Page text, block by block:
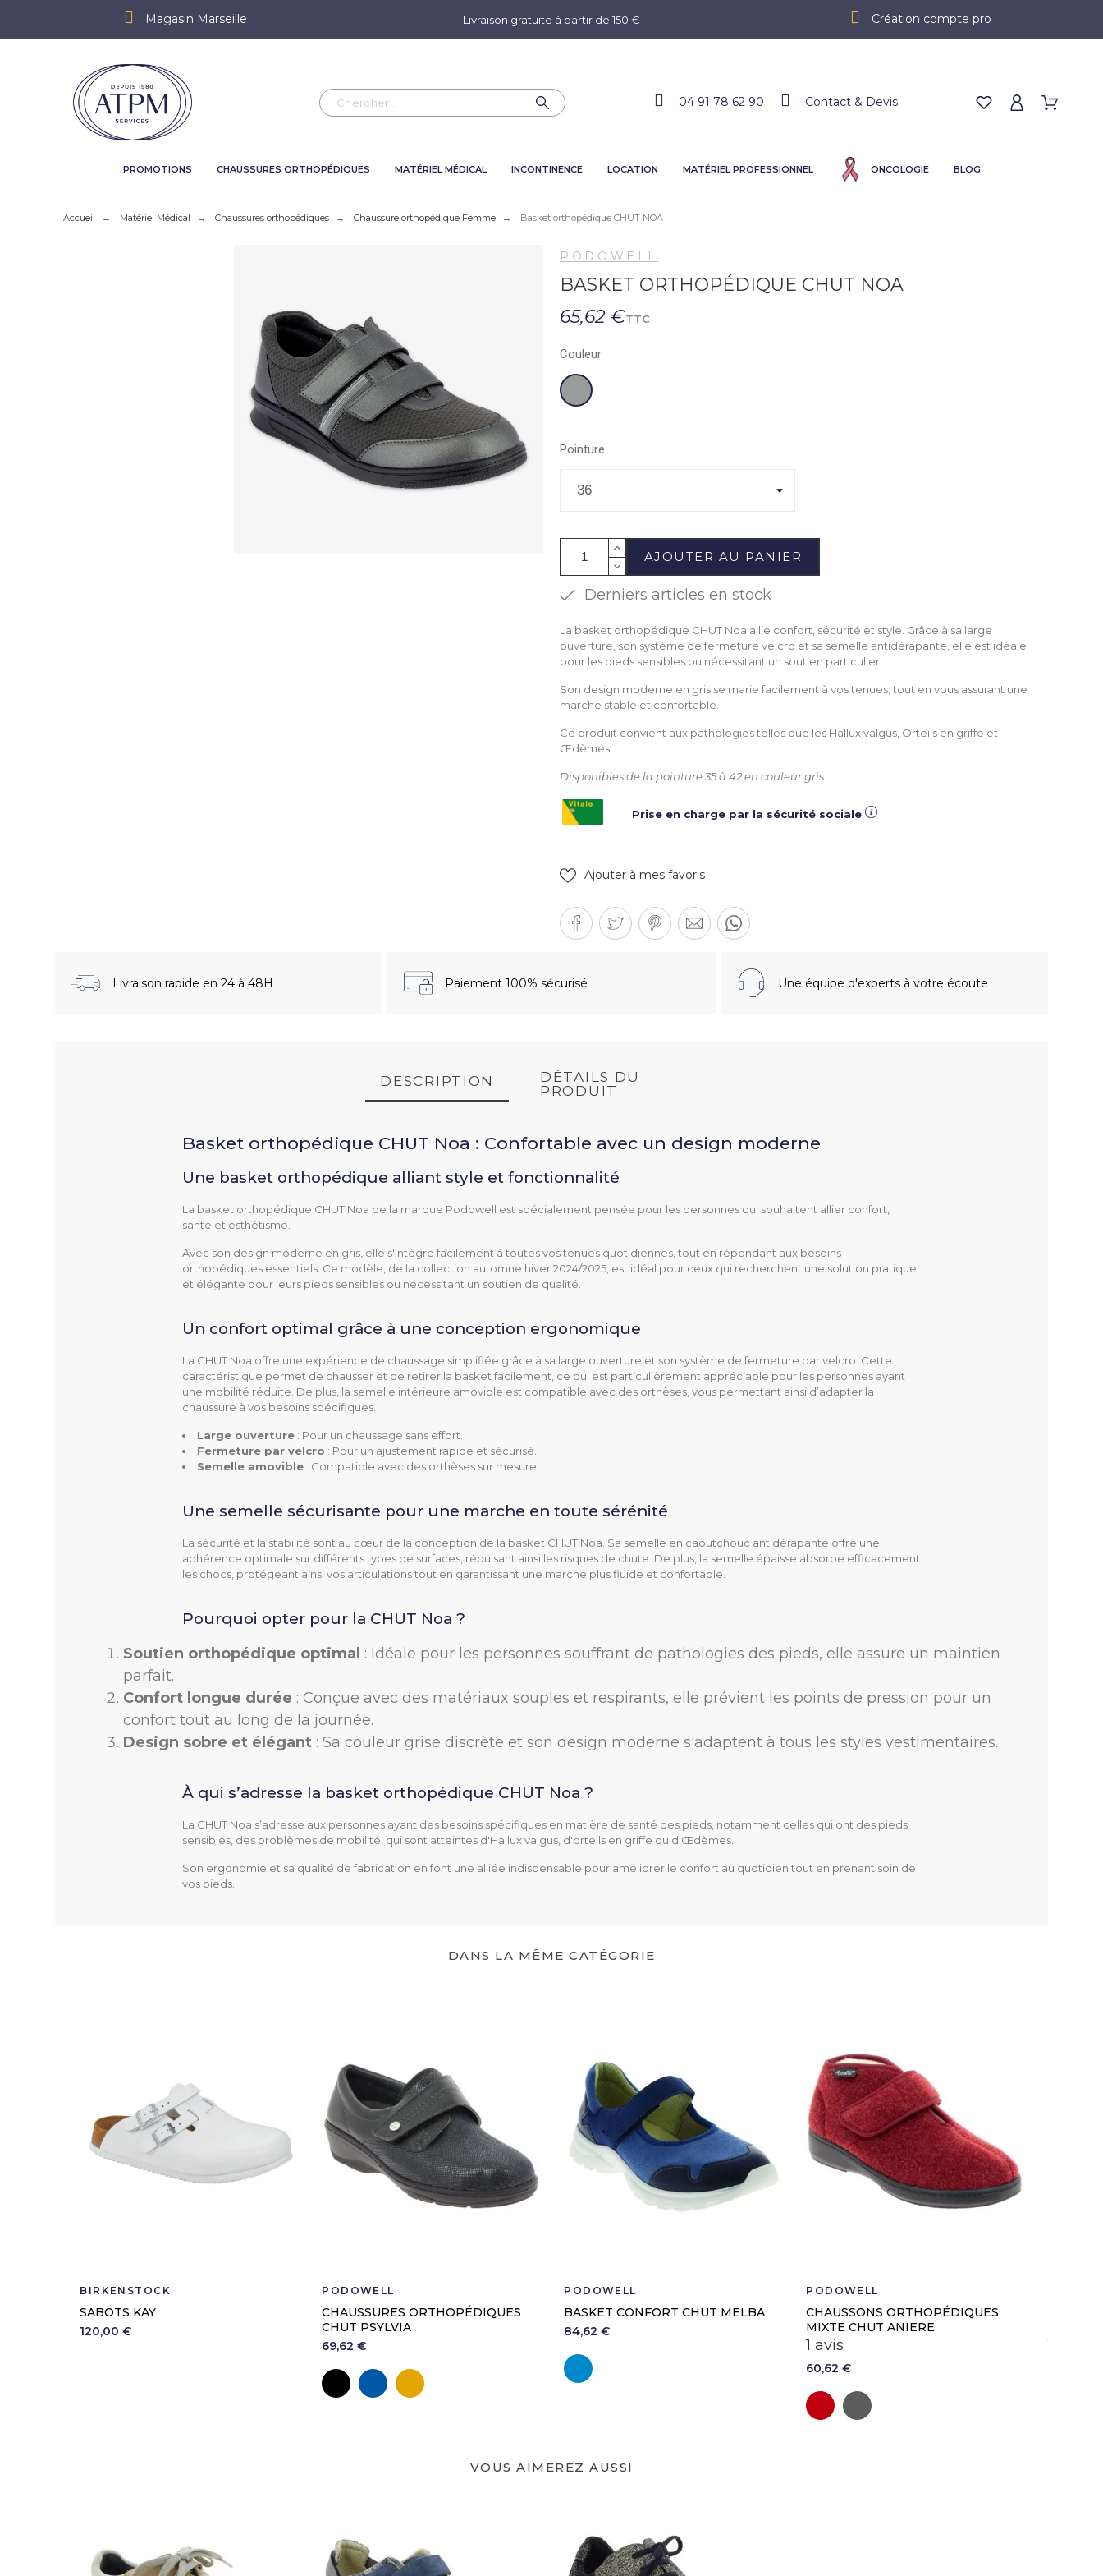
Magasin Marseille Livraison gratuite à partir de 150 € Création compte pro
04 91 78 62 90 Contact & Devis
PROMOTIONS CHAUSSURES ORTHOPÉDIQUES MATÉRIEL MÉDICAL INCONTINENCE LOCATION MATÉRIEL PROFESSIONNEL ONCOLOGIE BLOG
Accueil Matériel Médical Chaussures orthopédiques Chaussure orthopédique Femme Basket orthopédique CHUT NOA
PODOWELL
BASKET ORTHOPÉDIQUE CHUT NOA
65,62 €TTC
Couleur
Gris
Pointure
AJOUTER AU PANIER
Derniers articles en stock
La basket orthopédique CHUT Noa allie confort, sécurité et style. Grâce à sa large
ouverture, son système de fermeture velcro et sa semelle antidérapante, elle est idéale
pour les pieds sensibles ou nécessitant un soutien particulier.
Son design moderne en gris se marie facilement à vos tenues, tout en vous assurant une
marche stable et confortable.
Ce produit convient aux pathologies telles que les Hallux valgus, Orteils en griffe et
Œdèmes.
Disponibles de la pointure 35 à 42 en couleur gris.
Prise en charge par la sécurité sociale
Ajouter à mes favoris
Livraison rapide en 24 à 48H Paiement 100% sécurisé Une équipe d'experts à votre écoute
DESCRIPTION
DÉTAILS DU
PRODUIT
Basket orthopédique CHUT Noa : Confortable avec un design moderne
Une basket orthopédique alliant style et fonctionnalité
La basket orthopédique CHUT Noa de la marque Podowell est spécialement pensée pour les personnes qui souhaitent allier confort,
santé et esthétisme.
Avec son design moderne en gris, elle s'intègre facilement à toutes vos tenues quotidiennes, tout en répondant aux besoins
orthopédiques essentiels. Ce modèle, de la collection automne hiver 2024/2025, est idéal pour ceux qui recherchent une solution pratique
et élégante pour leurs pieds sensibles ou nécessitant un soutien de qualité.
Un confort optimal grâce à une conception ergonomique
La CHUT Noa offre une expérience de chaussage simplifiée grâce à sa large ouverture et son système de fermeture par velcro. Cette
caractéristique permet de chausser et de retirer la basket facilement, ce qui est particulièrement appréciable pour les personnes ayant
une mobilité réduite. De plus, la semelle intérieure amovible est compatible avec des orthèses, vous permettant ainsi d’adapter la
chaussure à vos besoins spécifiques.
Large ouverture : Pour un chaussage sans effort.
Fermeture par velcro : Pour un ajustement rapide et sécurisé.
Semelle amovible : Compatible avec des orthèses sur mesure.
Une semelle sécurisante pour une marche en toute sérénité
La sécurité et la stabilité sont au cœur de la conception de la basket CHUT Noa. Sa semelle en caoutchouc antidérapante offre une
adhérence optimale sur différents types de surfaces, réduisant ainsi les risques de chute. De plus, la semelle épaisse absorbe efficacement
les chocs, protégeant ainsi vos articulations tout en garantissant une marche plus fluide et confortable.
Pourquoi opter pour la CHUT Noa ?
Soutien orthopédique optimal : Idéale pour les personnes souffrant de pathologies des pieds, elle assure un maintien
parfait.
Confort longue durée : Conçue avec des matériaux souples et respirants, elle prévient les points de pression pour un
confort tout au long de la journée.
Design sobre et élégant : Sa couleur grise discrète et son design moderne s'adaptent à tous les styles vestimentaires.
À qui s’adresse la basket orthopédique CHUT Noa ?
La CHUT Noa s’adresse aux personnes ayant des besoins spécifiques en matière de santé des pieds, notamment celles qui ont des pieds
sensibles, des problèmes de mobilité, qui sont atteintes d'Hallux valgus, d'orteils en griffe ou d'Œdèmes.
Son ergonomie et sa qualité de fabrication en font une alliée indispensable pour améliorer le confort au quotidien tout en prenant soin de
vos pieds.
RéférenceNOA
Utilisation
Confort
Pathologies
Hallux valgus
Taille
Matière Extérieure Extensible
Largeur L
Dessus
Semelle Intérieure Amovible Oui, PODONELLY
Semelle Extérieure Autres matériaux
Type De Fermeture Velcro à scratch réglable
Couleur(s) Disponible(s) Gris
Mentions Obligatoires
CE
DANS LA MÊME CATÉGORIE
BIRKENSTOCK
SABOTS KAY
120,00 €
PODOWELL
CHAUSSURES ORTHOPÉDIQUES
CHUT PSYLVIA
69,62 €
Noir Marine
PODOWELL
BASKET CONFORT CHUT MELBA
84,62 €
PODOWELL
CHAUSSONS ORTHOPÉDIQUES
MIXTE CHUT ANIERE
1 avis
60,62 €
Bordeaux
VOUS AIMEREZ AUSSI